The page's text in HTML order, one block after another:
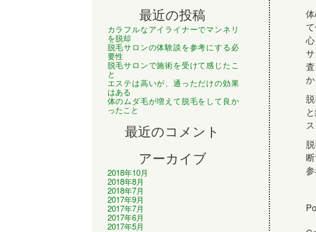
最近の投稿
カラフルなアイライナーでマンネリ
を脱却
脱毛サロンの体験談を参考にする必
要性
脱毛サロンで施術を受けて感じたこ
と
エステは高いが、通っただけの効果
はある
体のムダ毛が増えて脱毛をして良か
ったこと
最近のコメント
アーカイブ
2018年10月
2018年8月
2018年7月
2017年9月
2017年7月
2017年6月
2017年5月
か